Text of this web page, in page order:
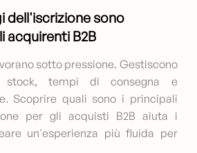
dell'iscrizione sono
acquirenti B2B
sotto pressione. Gestiscono
tempi di consegna e
Scoprire quali sono i principali
per gli acquisti B2B aiuta i
un'esperienza più fluida per